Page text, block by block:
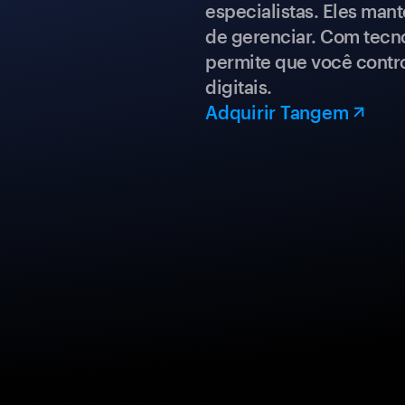
especialistas. Eles
de gerenciar. Com
permite que você
digitais.
Adquirir Tangem